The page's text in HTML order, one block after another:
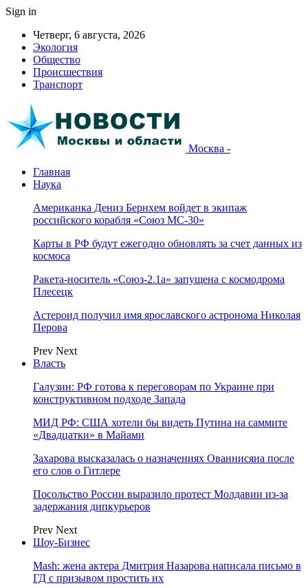
Sign in
Четверг, 6 августа, 2026
Экология
Общество
Происшествия
Транспорт
Москва -
Главная
Наука
Американка Дениз Бернхем войдет в экипаж
российского корабля «Союз МС-30»
Карты в РФ будут ежегодно обновлять за счет данных из
космоса
Ракета-носитель «Союз-2.1а» запущена с космодрома
Плесецк
Астероид получил имя ярославского астронома Николая
Перова
Prev Next
Власть
Галузин: РФ готова к переговорам по Украине при
конструктивном подходе Запада
МИД РФ: США хотели бы видеть Путина на саммите
«Двадцатки» в Майами
Захарова высказалась о назначениях Ованнисяна после
его слов о Гитлере
Посольство России выразило протест Молдавии из-за
задержания дипкурьеров
Prev Next
Шоу-Бизнес
Mash: жена актера Дмитрия Назарова написала письмо в
ГД с призывом простить их